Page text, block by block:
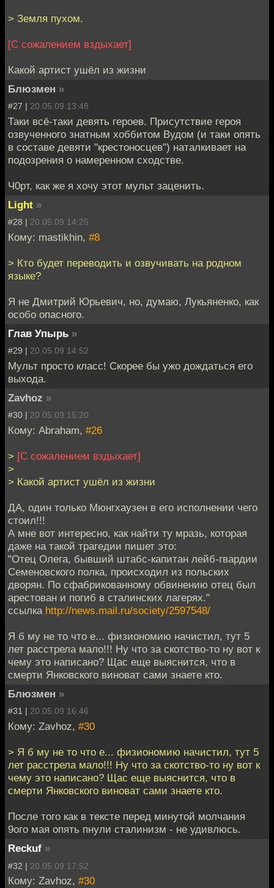
> Земля пухом.
[С сожалением вздыхает]
Какой артист ушёл из жизни
Блюзмен »
#27 | 20.05.09 13:48
Таки всё-таки девять героев. Присутствие героя
озвученного знатным хоббитом Вудом (и таки опять
в составе девяти "крестоносцев") наталкивает на
подозрения о намеренном сходстве.
Ч0рт, как же я хочу этот мульт заценить.
Light »
#28 | 20.05.09 14:25
Кому: mastikhin, #8
> Кто будет переводить и озвучивать на родном
языке?
Я не Дмитрий Юрьевич, но, думаю, Лукьяненко, как
особо опасного.
Глав Упырь »
#29 | 20.05.09 14:52
Мульт просто класс! Скорее бы ужо дождаться его
выхода.
Zavhoz »
#30 | 20.05.09 15:20
Кому: Abraham, #26
> [С сожалением вздыхает]
>
> Какой артист ушёл из жизни
ДА, один только Мюнгхаузен в его исполнении чего
стоил!!!
А мне вот интересно, как найти ту мразь, которая
даже на такой трагедии пишет это:
"Отец Олега, бывший штабс-капитан лейб-гвардии
Семеновского полка, происходил из польских
дворян. По сфабрикованному обвинению отец был
арестован и погиб в сталинских лагерях."
ссылка http://news.mail.ru/society/2597548/
Я б му не то что е... физиономию начистил, тут 5
лет расстрела мало!!! Ну что за скотство-то ну вот к
чему это написано? Щас еще выяснится, что в
смерти Янковского виноват сами знаете кто.
Блюзмен »
#31 | 20.05.09 16:46
Кому: Zavhoz, #30
> Я б му не то что е... физиономию начистил, тут 5
лет расстрела мало!!! Ну что за скотство-то ну вот к
чему это написано? Щас еще выяснится, что в
смерти Янковского виноват сами знаете кто.
После того как в тексте перед минутой молчания
9ого мая опять пнули сталинизм - не удивлюсь.
Reckuf »
#32 | 20.05.09 17:52
Кому: Zavhoz, #30